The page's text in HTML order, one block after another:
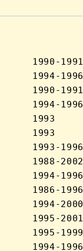
1990-1991
1994-1996
1990-1991
1994-1996
1993
1993
1993-1996
1988-2002
1994-1996
1986-1996
1994-2000
1995-2001
1995-1999
1994-1996